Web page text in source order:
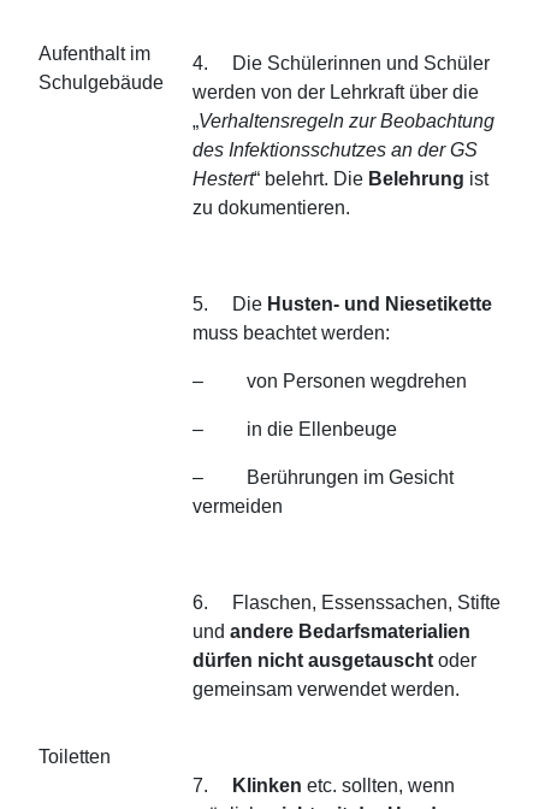
Aufenthalt im
Schulgebäude
Toiletten
4. Die Schülerinnen und Schüler
werden von der Lehrkraft über die
„Verhaltensregeln zur Beobachtung
des Infektionsschutzes an der GS
Hestert“ belehrt. Die Belehrung ist
zu dokumentieren.
5. Die Husten- und Niesetikette
muss beachtet werden:
– von Personen wegdrehen
– in die Ellenbeuge
– Berührungen im Gesicht
vermeiden
6. Flaschen, Essenssachen, Stifte
und andere Bedarfsmaterialien
dürfen nicht ausgetauscht oder
gemeinsam verwendet werden.
7. Klinken etc. sollten, wenn